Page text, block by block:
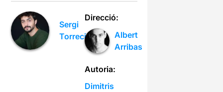
Sergi
Torrecilla
Direcció:
Albert
Arribas
Autoria:
Dimitris